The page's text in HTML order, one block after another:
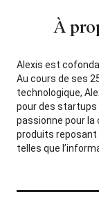
À
Alexis est
Au cours de ses
technologique,
pour des startups
passionne pour
produits
telles que